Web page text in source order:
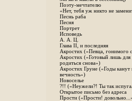
Поэту-мечтателю
«Нет, тебя уж никто не
Песнь раба
Песня
Портрет
Исповедь
А. А. Ц.
Глава II, и последняя
Акростих («Певца, гонимого
Акростих («Готовый лишь для
родиться снова»)
Акростих Груне («Годы канут
вечность»)
Новоселье
?!! («Неужели?! Ты так
Открытое письмо без адреса
Прости («Прости!